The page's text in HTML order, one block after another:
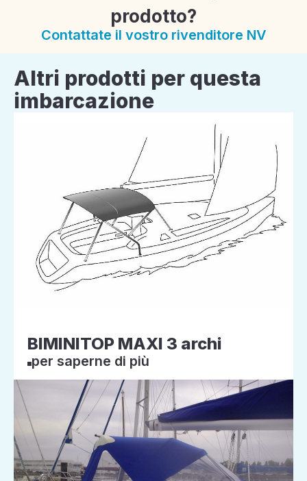
prodotto?
Contattate il vostro rivenditore NV
Altri prodotti per questa
imbarcazione
BIMINITOP MAXI 3 archi
per saperne di più